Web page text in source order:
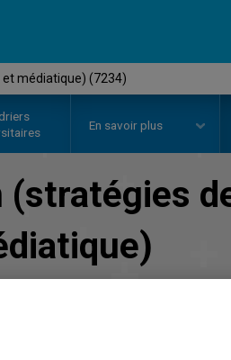
médiatique) (7234)
En savoir plus